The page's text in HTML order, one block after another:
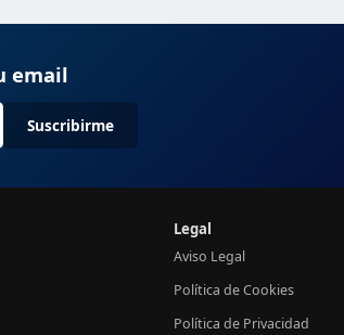
email
Suscribirme
Legal
Aviso Legal
Política de Cookies
Política de Privacidad